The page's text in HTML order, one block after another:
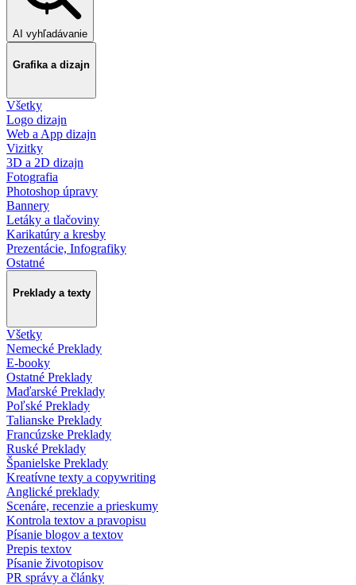
AI vyhľadávanie
Grafika a dizajn
Všetky
Logo dizajn
Web a App dizajn
Vizitky
3D a 2D dizajn
Fotografia
Photoshop úpravy
Bannery
Letáky a tlačoviny
Karikatúry a kresby
Prezentácie, Infografiky
Ostatné
Preklady a texty
Všetky
Nemecké Preklady
E-booky
Ostatné Preklady
Maďarské Preklady
Poľské Preklady
Talianske Preklady
Francúzske Preklady
Ruské Preklady
Španielske Preklady
Kreatívne texty a copywriting
Anglické preklady
Scenáre, recenzie a prieskumy
Kontrola textov a pravopisu
Písanie blogov a textov
Prepis textov
Písanie životopisov
PR správy a články